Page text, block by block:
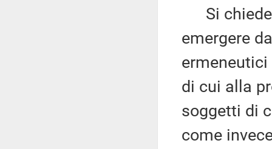
Si chiede
emergere
di cui alla
soggetti di
come